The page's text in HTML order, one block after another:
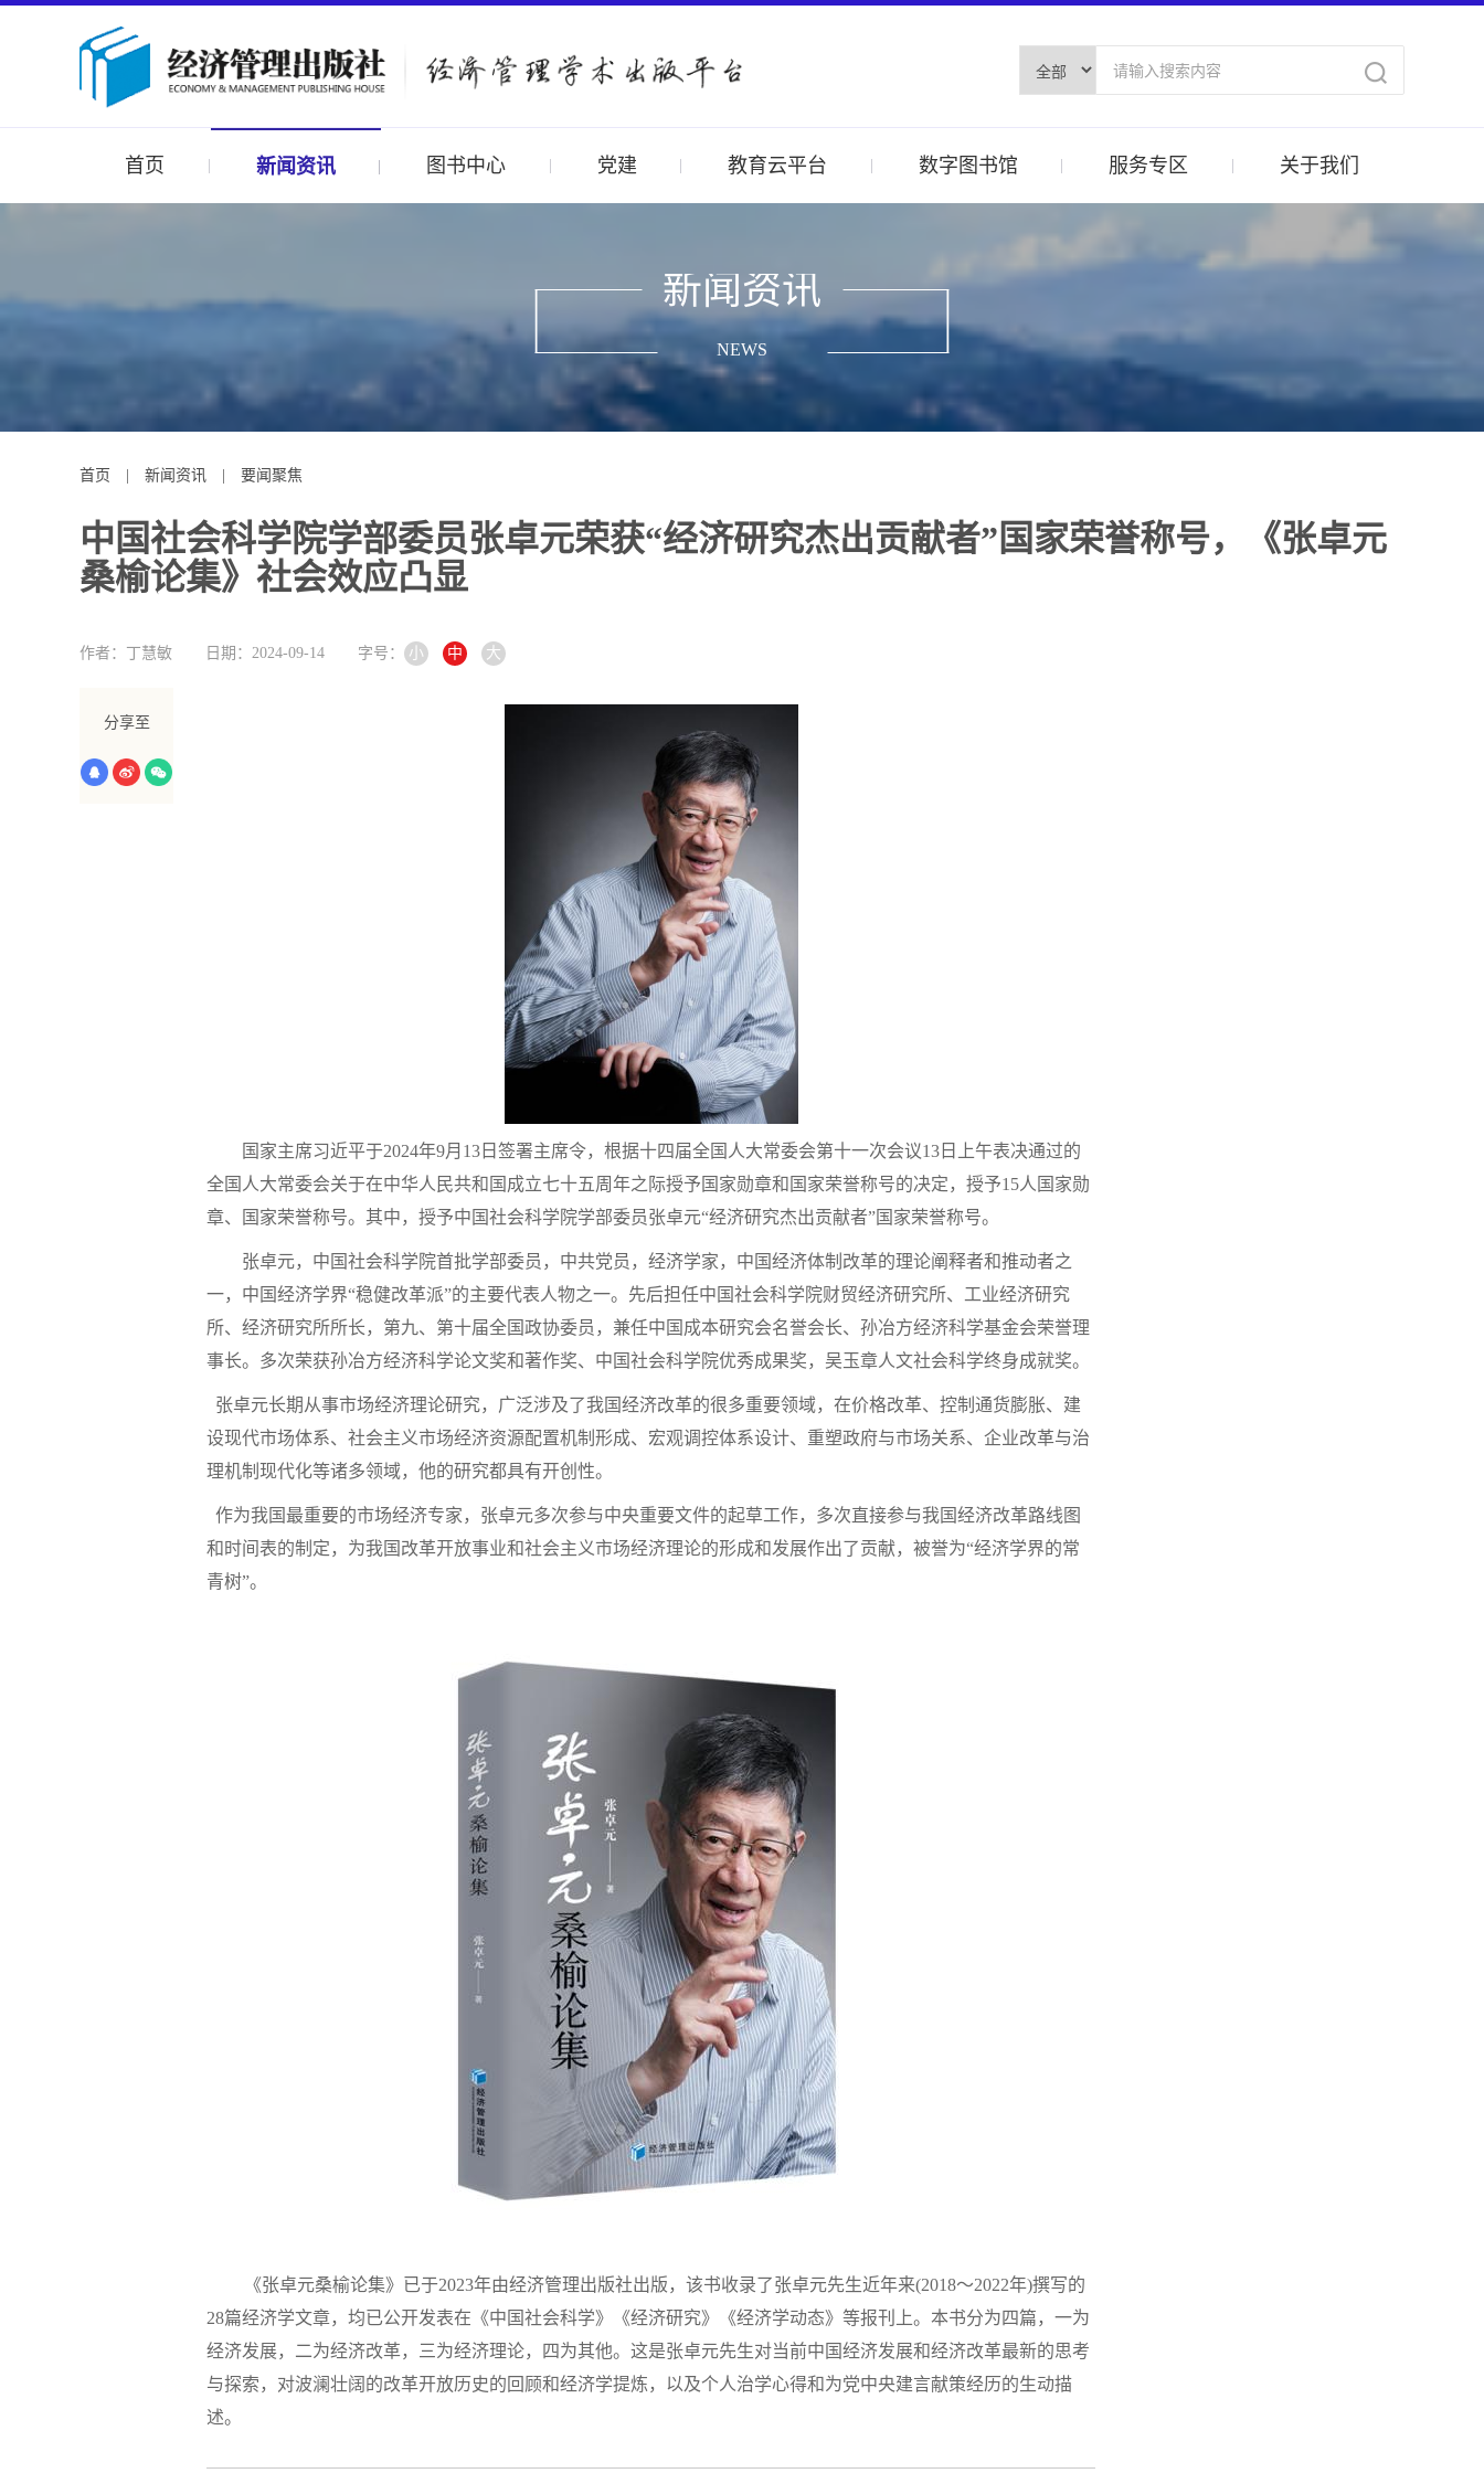
首页 新闻资讯 图书中心 党建 教育云平台 数字图书馆 服务专区 关于我们
新闻资讯
NEWS
首页 新闻资讯 要闻聚焦
中国社会科学院学部委员张卓元荣获“经济研究杰出贡献者”国家荣誉称号，《张卓元
桑榆论集》社会效应凸显
作者：丁慧敏 日期：2024-09-14 字号： 小 中 大
国家主席习近平于2024年9月 13日签署主席令，根据十四届全国人大常委会第十一次会议13日上午表决通过的
全国人大常委会关于在中华人民共和国成立七十五周年之际授予国家勋章和国家荣誉称号的决定，授予15人国家勋
章、国家荣誉称号。其中，授予中国社会科学院学部委员张卓元“经济研究杰出贡献者”国家荣誉称号。
张卓元，中国社会科学院首批学部委员， 中共党员，经济学家，中国经济体制改革的理论阐释者和推动者之
一，中国经济学界“稳健改革派”的主要代表人物之一。 先后担任中国社会科学院财贸经济研究所、工业经济研究
所、经济研究所所长，第九、第十届全国政协委员 ，兼任中国成本研究会名誉会长、孙冶方经济科学基金会荣誉理
事长。多次荣获孙冶方经济科学论文奖和著作奖、中国社会科学院优秀成果奖，吴玉章人文社会科学终身成就奖。
张卓元长期从事市场经济理论研究，广泛涉及了我国经济改革的很多重要领域，在价格改革、控制通货膨胀、建
设现代市场体系、社会主义市场经济资源配置机制形成、宏观调控体系设计、重塑政府与市场关系、企业改革与治
理机制现代化等诸多领域，他的研究都具有开创性。
作为我国最重要的市场经济专家，张卓元多次参与中央重要文件的起草工作，多次直接参与我国经济改革路线图
和时间表的制定， 为我国改革开放事业和社会主义市场经济理论的形成和发展作出了贡献，被誉为“经济学界的常
青树”。
《张卓元桑榆论集》已于2023年由经济管理出版社出版，该书收录了张卓元先生近年来(2018～2022年)撰写的
28篇经济学文章，均已公开发表在《中国社会科学》《经济研究》《经济学动态》等报刊上。本书分为四篇，一为
经济发展，二为经济改革，三为经济理论，四为其他。这是张卓元先生对当前中国经济发展和经济改革最新的思考
与探索，对波澜壮阔的改革开放历史的回顾和经济学提炼，以及个人治学心得和为党中央建言献策经历的生动描
述。
分享至